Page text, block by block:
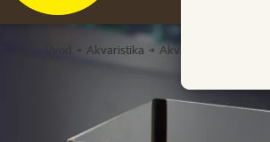
Akvaristika Akváriá a nábytok